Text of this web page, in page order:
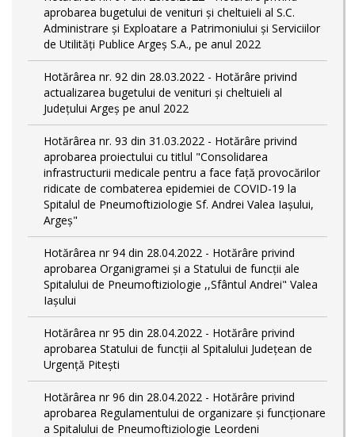
aprobarea bugetului de venituri și cheltuieli al S.C.
Administrare și Exploatare a Patrimoniului și Serviciilor
de Utilități Publice Argeș S.A., pe anul 2022
Hotărârea nr. 92 din 28.03.2022 - Hotărâre privind
actualizarea bugetului de venituri și cheltuieli al
Județului Argeș pe anul 2022
Hotărârea nr. 93 din 31.03.2022 - Hotărâre privind
aprobarea proiectului cu titlul "Consolidarea
infrastructurii medicale pentru a face față provocărilor
ridicate de combaterea epidemiei de COVID-19 la
Spitalul de Pneumoftiziologie Sf. Andrei Valea Iașului,
Argeș"
Hotărârea nr 94 din 28.04.2022 - Hotărâre privind
aprobarea Organigramei și a Statului de funcții ale
Spitalului de Pneumoftiziologie ,,Sfântul Andrei" Valea
Iașului
Hotărârea nr 95 din 28.04.2022 - Hotărâre privind
aprobarea Statului de funcții al Spitalului Județean de
Urgență Pitești
Hotărârea nr 96 din 28.04.2022 - Hotărâre privind
aprobarea Regulamentului de organizare și funcționare
a Spitalului de Pneumoftiziologie Leordeni